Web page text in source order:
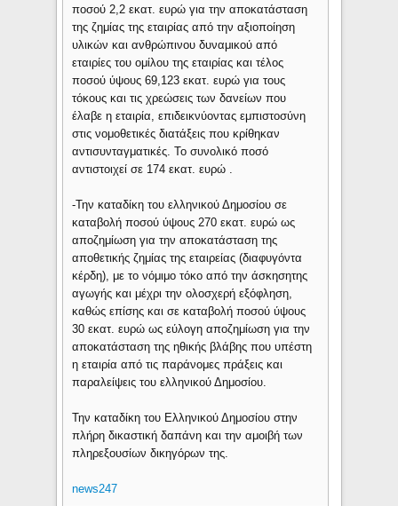
ποσού 2,2 εκατ. ευρώ για την αποκατάσταση
της ζημίας της εταιρίας από την αξιοποίηση
υλικών και ανθρώπινου δυναμικού από
εταιρίες του ομίλου της εταιρίας και τέλος
ποσού ύψους 69,123 εκατ. ευρώ για τους
τόκους και τις χρεώσεις των δανείων που
έλαβε η εταιρία, επιδεικνύοντας εμπιστοσύνη
στις νομοθετικές διατάξεις που κρίθηκαν
αντισυνταγματικές. Το συνολικό ποσό
αντιστοιχεί σε 174 εκατ. ευρώ .
-Την καταδίκη του ελληνικού Δημοσίου σε
καταβολή ποσού ύψους 270 εκατ. ευρώ ως
αποζημίωση για την αποκατάσταση της
αποθετικής ζημίας της εταιρείας (διαφυγόντα
κέρδη), με το νόμιμο τόκο από την άσκησητης
αγωγής και μέχρι την ολοσχερή εξόφληση,
καθώς επίσης και σε καταβολή ποσού ύψους
30 εκατ. ευρώ ως εύλογη αποζημίωση για την
αποκατάσταση της ηθικής βλάβης που υπέστη
η εταιρία από τις παράνομες πράξεις και
παραλείψεις του ελληνικού Δημοσίου.
Την καταδίκη του Ελληνικού Δημοσίου στην
πλήρη δικαστική δαπάνη και την αμοιβή των
πληρεξουσίων δικηγόρων της.
news247